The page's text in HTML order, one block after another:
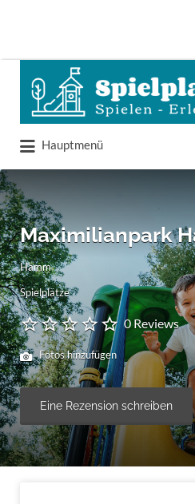
Suchen
nach:
Hauptmenü
nach:
Maximilianpark
Hamm
Spielplätze
0 Reviews
Fotos hinzufügen
Eine Rezension schreiben